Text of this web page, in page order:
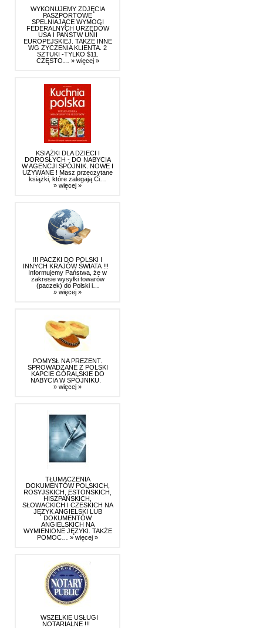
WYKONUJEMY ZDJĘCIA
PASZPORTOWE
SPELNIAJĄCE WYMOGI
FEDERALNYCH URZĘDÓW
USA I PAŃSTW UNII
EUROPEJSKIEJ. TAKŻE INNE
WG ZYCZENIA KLIENTA. 2
SZTUKI -TYLKO $11.
CZĘSTO… » więcej »
KSIĄŻKI DLA DZIECI I
DOROSŁYCH - DO NABYCIA
W AGENCJI SPÓJNIK. NOWE I
UŻYWANE ! Masz przeczytane
książki, które zalegają Ci…
» więcej »
!!! PACZKI DO POLSKI I
INNYCH KRAJÓW ŚWIATA !!!
Informujemy Państwa, że w
zakresie wysyłki towarów
(paczek) do Polski i…
» więcej »
POMYSŁ NA PREZENT.
SPROWADZANE Z POLSKI
KAPCIE GÓRALSKIE DO
NABYCIA W SPÓJNIKU.
» więcej »
TŁUMACZENIA
DOKUMENTÓW POLSKICH,
ROSYJSKICH, ESTOŃSKICH,
HISZPAŃSKICH,
SŁOWACKICH I CZESKICH NA
JĘZYK ANGIELSKI LUB
DOKUMENTÓW
ANGIELSKICH NA
WYMIENIONE JĘZYKI. TAKŻE
POMOC… » więcej »
WSZELKIE USŁUGI
NOTARIALNE !!!